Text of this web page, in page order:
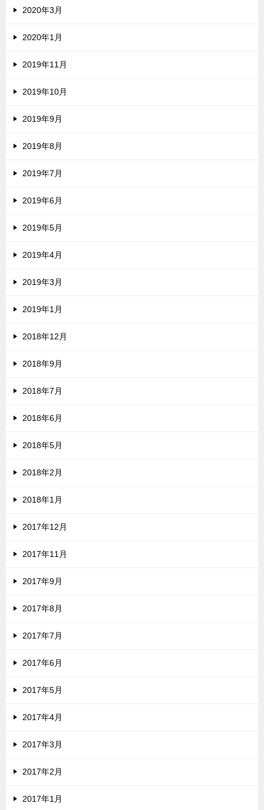
2020年3月
2020年1月
2019年11月
2019年10月
2019年9月
2019年8月
2019年7月
2019年6月
2019年5月
2019年4月
2019年3月
2019年1月
2018年12月
2018年9月
2018年7月
2018年6月
2018年5月
2018年2月
2018年1月
2017年12月
2017年11月
2017年9月
2017年8月
2017年7月
2017年6月
2017年5月
2017年4月
2017年3月
2017年2月
2017年1月